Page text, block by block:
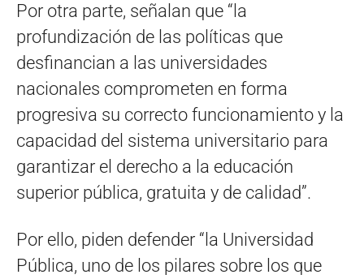
Por otra parte, señalan que “la
profundización de las políticas que
desfinancian a las universidades
nacionales comprometen en forma
progresiva su correcto funcionamiento y la
capacidad del sistema universitario para
garantizar el derecho a la educación
superior pública, gratuita y de calidad”.
Por ello, piden defender “la Universidad
Pública, uno de los pilares sobre los que